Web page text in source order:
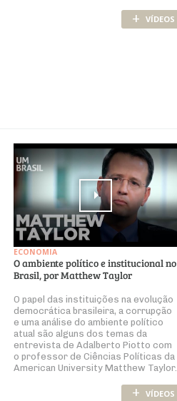
+ VÍDEOS
ECONOMIA
O ambiente político e institucional no
Brasil, por Matthew Taylor
O papel das instituições na evolução
democrática brasileira, a corrupção
e uma análise do ambiente político
atual são alguns dos temas da
entrevista de Adalberto Piotto com
o professor de Ciências Políticas da
American University Matthew Taylor.
+ VÍDEOS